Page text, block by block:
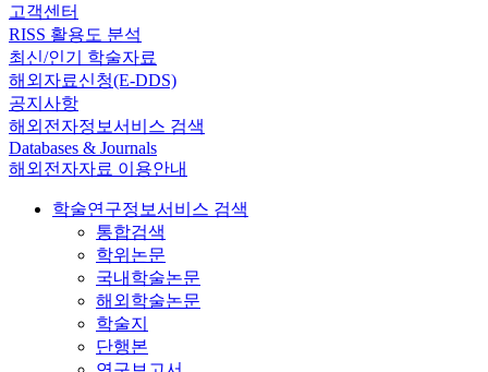
고객센터
RISS 활용도 분석
최신/인기 학술자료
해외자료신청(E-DDS)
공지사항
해외전자정보서비스 검색
Databases & Journals
해외전자자료 이용안내
학술연구정보서비스 검색
통합검색
학위논문
국내학술논문
해외학술논문
학술지
단행본